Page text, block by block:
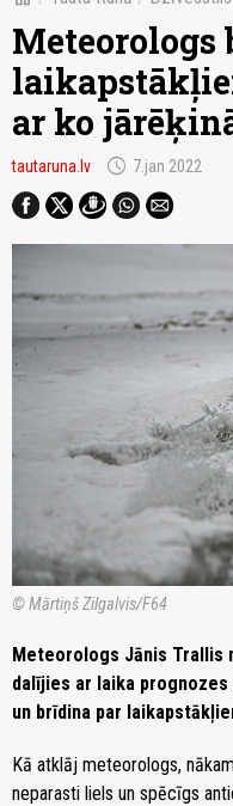
Meteorologs
ar ko
tautaruna.lv schedule 7.jan 2022
© Mārtiņš Zilgalvis/F64
Meteorologs Jānis Trallis
dalījies ar laika prognozes
un brīdina par
Kā atklāj meteorologs,
neparasti liels un spēcīgs